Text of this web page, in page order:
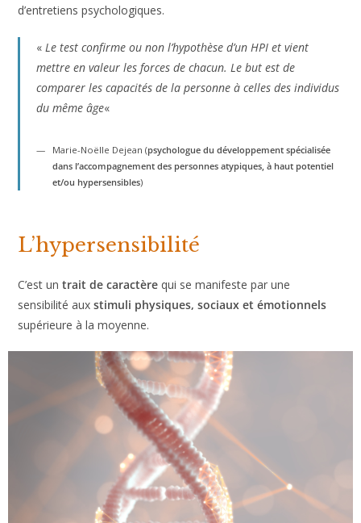
bilan auprès d’un psychologue ou d’un
Le test de QI est alors proposé en complément d’une série
d’entretiens psychologiques.
«Le test confirme ou non l’hypothèse d’un HPI et vient
comparer les capacités de la personne à celles des
individus du même âge«
potentiel et/ou hypersensibles )
L’hypersensibilité
stimuli physiques, sociaux et émotionnels
supérieure à la moyenne.